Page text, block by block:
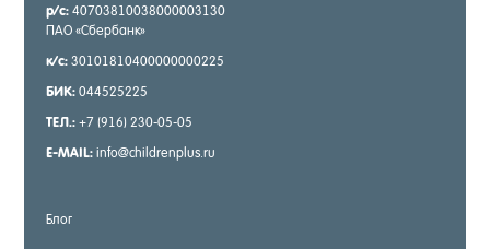
р/с: 40703810038000003130
ПАО «Сбер­банк»
к/с: 30101810400000000225
БИК: 044525225
ТЕЛ.: +7 (916) 230-05-05
E-MAIL: info@childrenplus.ru
Блог